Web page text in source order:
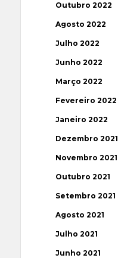
Outubro 2022
Agosto 2022
Julho 2022
Junho 2022
Março 2022
Fevereiro 2022
Janeiro 2022
Dezembro 2021
Novembro 2021
Outubro 2021
Setembro 2021
Agosto 2021
Julho 2021
Junho 2021